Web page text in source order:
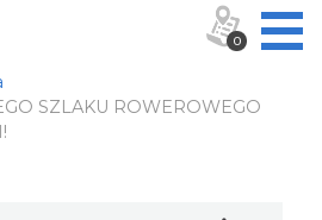
SZLAKU ROWEROWEGO
0